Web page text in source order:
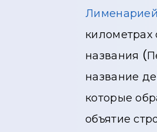
Лименарией
километрах
названия
название
которые
объятие